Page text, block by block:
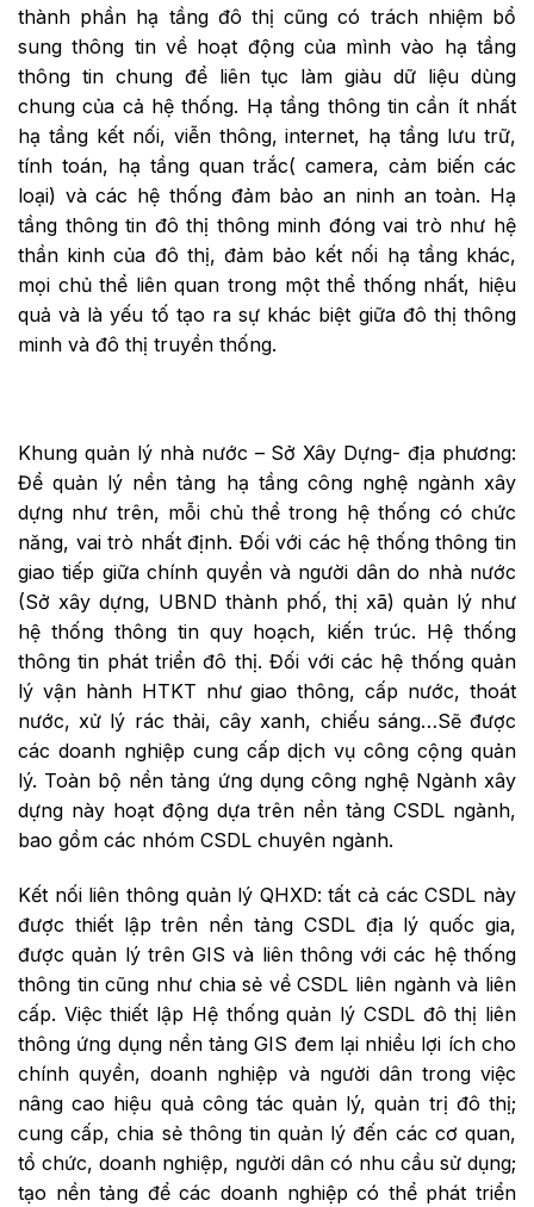
thành phần hạ tầng đô thị cũng có trách nhiệm bổ
sung thông tin về hoạt động của mình vào hạ tầng
thông tin chung để liên tục làm giàu dữ liệu dùng
chung của cả hệ thống. Hạ tầng thông tin cần ít nhất
hạ tầng kết nối, viễn thông, internet, hạ tầng lưu trữ,
tính toán, hạ tầng quan trắc( camera, cảm biến các
loại) và các hệ thống đảm bảo an ninh an toàn. Hạ
tầng thông tin đô thị thông minh đóng vai trò như hệ
thần kinh của đô thị, đảm bảo kết nối hạ tầng khác,
mọi chủ thể liên quan trong một thể thống nhất, hiệu
quả và là yếu tố tạo ra sự khác biệt giữa đô thị thông
minh và đô thị truyền thống.
Khung quản lý nhà nước – Sở Xây Dựng- địa phương:
Để quản lý nền tảng hạ tầng công nghệ ngành xây
dựng như trên, mỗi chủ thể trong hệ thống có chức
năng, vai trò nhất định. Đối với các hệ thống thông tin
giao tiếp giữa chính quyền và người dân do nhà nước
(Sở xây dựng, UBND thành phố, thị xã) quản lý như
hệ thống thông tin quy hoạch, kiến trúc. Hệ thống
thông tin phát triển đô thị. Đối với các hệ thống quản
lý vận hành HTKT như giao thông, cấp nước, thoát
nước, xử lý rác thải, cây xanh, chiếu sáng…Sẽ được
các doanh nghiệp cung cấp dịch vụ công cộng quản
lý. Toàn bộ nền tảng ứng dụng công nghệ Ngành xây
dựng này hoạt động dựa trên nền tảng CSDL ngành,
bao gồm các nhóm CSDL chuyên ngành.
Kết nối liên thông quản lý QHXD: tất cả các CSDL này
được thiết lập trên nền tảng CSDL địa lý quốc gia,
được quản lý trên GIS và liên thông với các hệ thống
thông tin cũng như chia sẻ về CSDL liên ngành và liên
cấp. Việc thiết lập Hệ thống quản lý CSDL đô thị liên
thông ứng dụng nền tảng GIS đem lại nhiều lợi ích cho
chính quyền, doanh nghiệp và người dân trong việc
nâng cao hiệu quả công tác quản lý, quản trị đô thị;
cung cấp, chia sẻ thông tin quản lý đến các cơ quan,
tổ chức, doanh nghiệp, người dân có nhu cầu sử dụng;
tạo nền tảng để các doanh nghiệp có thể phát triển